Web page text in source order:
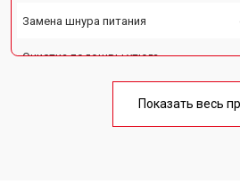
Замена шнура питания
Очистка подошвы утюга
Корпусный ремонт (замена резинок,
Профилактическая чистка
Показать весь